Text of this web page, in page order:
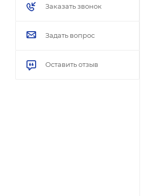
Заказать звонок
Задать вопрос
Оставить отзыв